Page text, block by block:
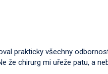
prakticky všechny
že chirurg mi uřeže patu, a